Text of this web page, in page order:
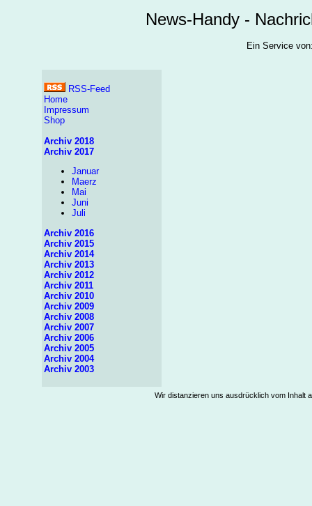
News-Handy -
Ein Service
RSS-Feed
Home
Impressum
Shop
Archiv 2018
Archiv 2017
Januar
Maerz
Mai
Juni
Juli
Archiv 2016
Archiv 2015
Archiv 2014
Archiv 2013
Archiv 2012
Archiv 2011
Archiv 2010
Archiv 2009
Archiv 2008
Archiv 2007
Archiv 2006
Archiv 2005
Archiv 2004
Archiv 2003
Wir distanzieren uns ausdrücklich vom Inhalt